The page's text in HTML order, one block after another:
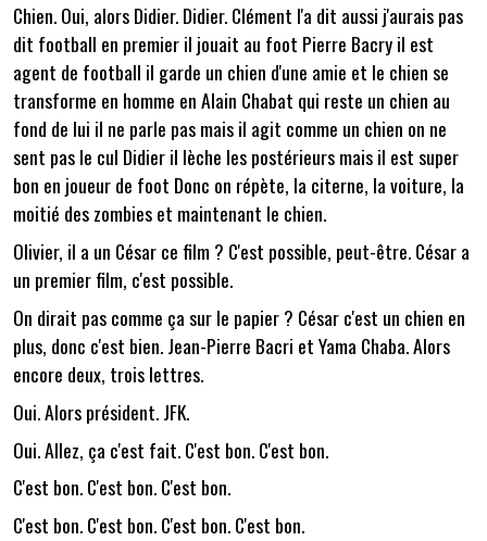
Chien. Oui, alors Didier. Didier. Clément l'a dit aussi j'aurais pas
dit football en premier il jouait au foot Pierre Bacry il est
agent de football il garde un chien d'une amie et le chien se
transforme en homme en Alain Chabat qui reste un chien au
fond de lui il ne parle pas mais il agit comme un chien on ne
sent pas le cul Didier il lèche les postérieurs mais il est super
bon en joueur de foot Donc on répète, la citerne, la voiture, la
moitié des zombies et maintenant le chien.
Olivier, il a un César ce film ? C'est possible, peut-être. César a
un premier film, c'est possible.
On dirait pas comme ça sur le papier ? César c'est un chien en
plus, donc c'est bien. Jean-Pierre Bacri et Yama Chaba. Alors
encore deux, trois lettres.
Oui. Alors président. JFK.
Oui. Allez, ça c'est fait. C'est bon. C'est bon.
C'est bon. C'est bon. C'est bon.
C'est bon. C'est bon. C'est bon. C'est bon.